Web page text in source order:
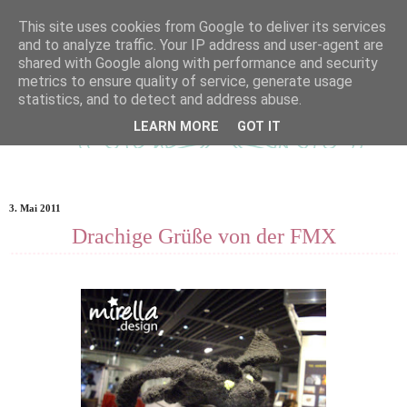
3. Mai 2011
Drachige Grüße von der FMX
This site uses cookies from Google to deliver its services
and to analyze traffic. Your IP address and user-agent are
shared with Google along with performance and security
metrics to ensure quality of service, generate usage
statistics, and to detect and address abuse.
LEARN MORE GOT IT